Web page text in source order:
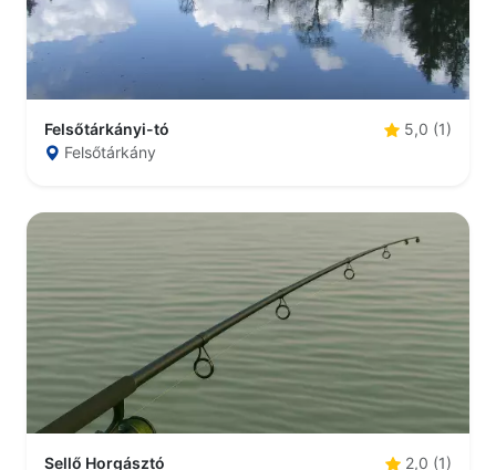
Felsőtárkányi-tó
5,0 (1)
Felsőtárkány
Sellő Horgásztó 2,0 (1)